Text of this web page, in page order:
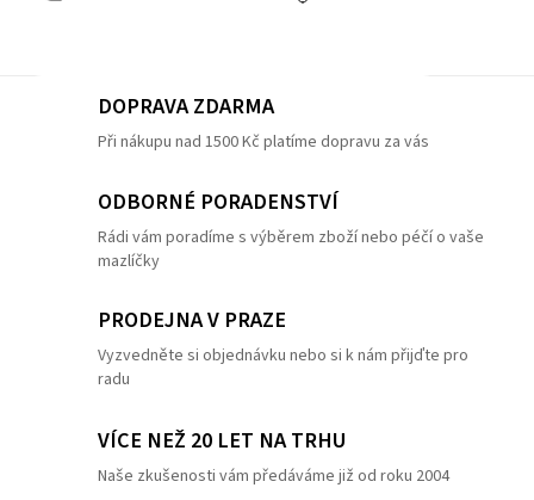
DOPRAVA ZDARMA
Při nákupu nad 1500 Kč platíme dopravu za vás
ODBORNÉ PORADENSTVÍ
Rádi vám poradíme s výběrem zboží nebo péčí o vaše
mazlíčky
PRODEJNA V PRAZE
Vyzvedněte si objednávku nebo si k nám přijďte pro
radu
VÍCE NEŽ 20 LET NA TRHU
Naše zkušenosti vám předáváme již od roku 2004